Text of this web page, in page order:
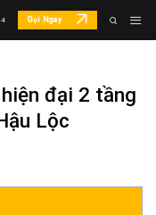
Gọi Ngay
đại 2 tầng
Lộc